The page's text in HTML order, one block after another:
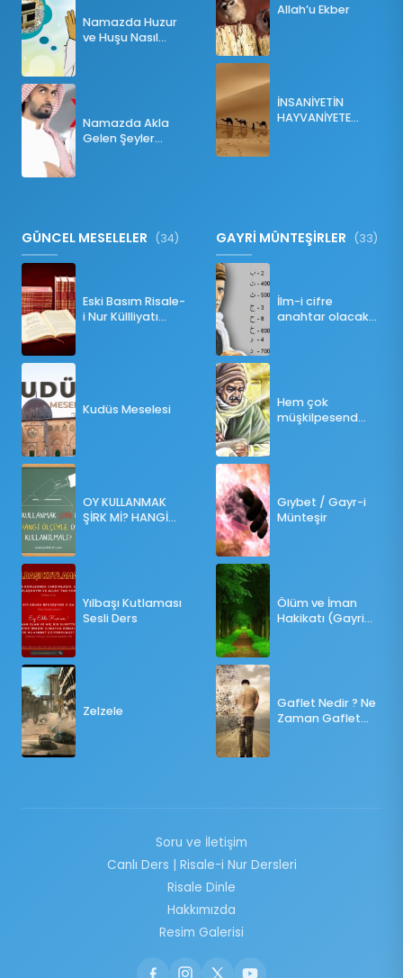
Namazda Huzur
ve Huşu Nasıl
Namazda Akla
Gelen Şeyler
Allah’u Ekber
İNSANİYETİN
HAYVANİYETE
GÜNCEL MESELELER (34)
Eski Basım Risale-
i Nur Küllliyatı
Kudüs Meselesi
OY KULLANMAK
ŞİRK Mİ? HANGİ
Yılbaşı Kutlaması
Sesli Ders
Zelzele
GAYRİ MÜNTEŞİRLER (33)
İlm-i cifre
anahtar olacak
Hem çok
müşkilpesend
Gıybet / Gayr-i
Münteşir
Ölüm ve İman
Hakikatı (Gayri
Gaflet Nedir ? Ne
Zaman Gaflet
Soru ve İletişim
Canlı Ders | Risale-i Nur Dersleri
Risale Dinle
Hakkımızda
Resim Galerisi